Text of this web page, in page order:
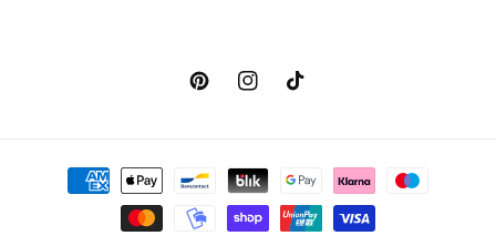
PinterestInstagramTikTok
Betalingsmåter